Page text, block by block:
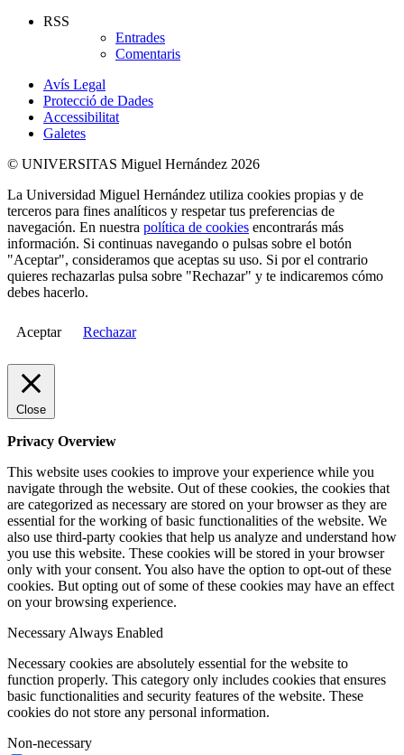
RSS
Entrades
Comentaris
Avís Legal
Protecció de Dades
Accessibilitat
Galetes
© UNIVERSITAS Miguel Hernández 2026
La Universidad Miguel Hernández utiliza cookies propias y de
terceros para fines analíticos y respetar tus preferencias de
navegación. En nuestra política de cookies encontrarás más
información. Si continuas navegando o pulsas sobre el botón
"Aceptar", consideramos que aceptas su uso. Si por el contrario
quieres rechazarlas pulsa sobre "Rechazar" y te indicaremos cómo
debes hacerlo.
Aceptar Rechazar
Close
Privacy Overview
This website uses cookies to improve your experience while you
navigate through the website. Out of these cookies, the cookies that
are categorized as necessary are stored on your browser as they are
essential for the working of basic functionalities of the website. We
also use third-party cookies that help us analyze and understand how
you use this website. These cookies will be stored in your browser
only with your consent. You also have the option to opt-out of these
cookies. But opting out of some of these cookies may have an effect
on your browsing experience.
NecessaryAlways Enabled
Necessary cookies are absolutely essential for the website to
function properly. This category only includes cookies that ensures
basic functionalities and security features of the website. These
cookies do not store any personal information.
Non-necessary